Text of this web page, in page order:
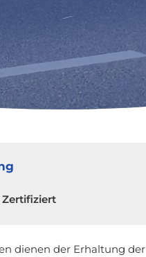
Zertifiziert
dienen der Erhaltung der